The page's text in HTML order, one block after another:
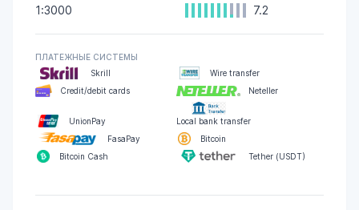
1:3000 7.2
ПЛАТЕЖНЫЕ СИСТЕМЫ
Skrill
Wire transfer
Credit/debit cards
Neteller
UnionPay
Local bank transfer
FasaPay
Bitcoin
Bitcoin Cash
Tether (USDT)